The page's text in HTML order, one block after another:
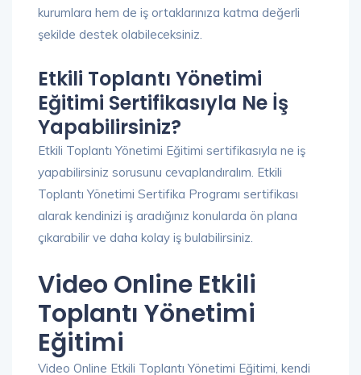
kurumlara hem de iş ortaklarınıza katma değerli
şekilde destek olabileceksiniz.
Etkili Toplantı Yönetimi
Eğitimi Sertifikasıyla Ne İş
Yapabilirsiniz?
Etkili Toplantı Yönetimi Eğitimi sertifikasıyla ne iş
yapabilirsiniz sorusunu cevaplandıralım. Etkili
Toplantı Yönetimi Sertifika Programı sertifikası
alarak kendinizi iş aradığınız konularda ön plana
çıkarabilir ve daha kolay iş bulabilirsiniz.
Video Online Etkili
Toplantı Yönetimi
Eğitimi
Video Online Etkili Toplantı Yönetimi Eğitimi, kendi